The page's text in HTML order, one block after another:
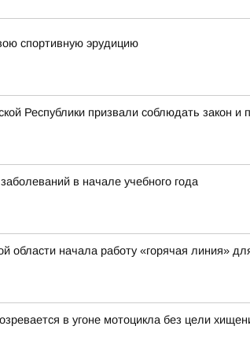
спортивную эрудицию
Республики призвали соблюдать закон и
в начале учебного года
области начала работу «горячая линия»
в угоне мотоцикла без цели